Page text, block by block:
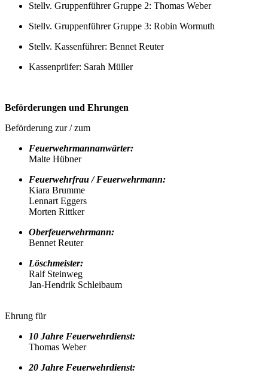
Stellv. Gruppenführer Gruppe 2: Thomas Weber
Stellv. Gruppenführer Gruppe 3: Robin Wormuth
Stellv. Kassenführer: Bennet Reuter
Kassenprüfer: Sarah Müller
Beförderungen und Ehrungen
Beförderung zur / zum
Feuerwehrmannanwärter:
Malte Hübner
Feuerwehrfrau/ Feuerwehrmann:
Kiara Brumme
Lennart Eggers
Morten Rittker
Oberfeuerwehrmann:
Bennet Reuter
Löschmeister:
Ralf Steinweg
Jan-Hendrik Schleibaum
Ehrung für
10 Jahre Feuerwehrdienst:
Thomas Weber
20 Jahre Feuerwehrdienst: